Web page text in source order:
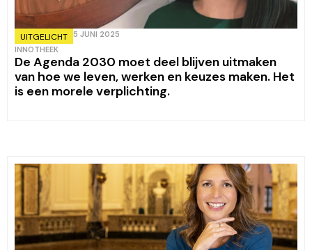
UITGELICHT 5 JUNI 2025
INNOTHEEK
De Agenda 2030 moet deel blijven uitmaken
van hoe we leven, werken en keuzes maken. Het
is een morele verplichting.